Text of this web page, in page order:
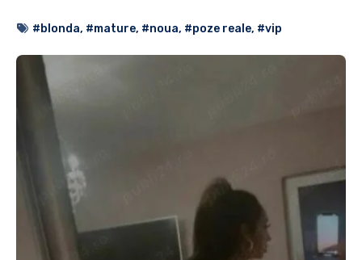
#blonda, #mature, #noua, #poze reale, #vip